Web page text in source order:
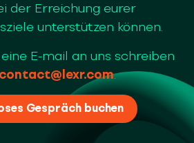
der Erreichung eurer
unterstützen können.
E-mail an uns schreiben
contact@lexr.com.
Gespräch buchen